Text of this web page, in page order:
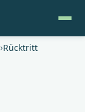
Rücktritt